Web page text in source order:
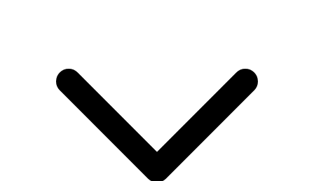
– levegőellátásához.
Válassza a BJC JN1500A modellt, ha egy
kompakt, olajmentes és
kompresszort keres, amely a mindennapi feladatokat
gyorsan, kényelmesen és tiszta sűrített levegővel támogatja.